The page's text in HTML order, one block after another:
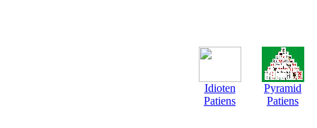
Idioten
Patiens
Pyramid
Patiens